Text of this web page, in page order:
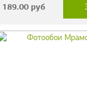
189.00руб